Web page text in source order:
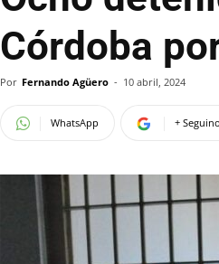
Córdoba
Por Fernando Agüero - 10 abril, 2024
WhatsApp +